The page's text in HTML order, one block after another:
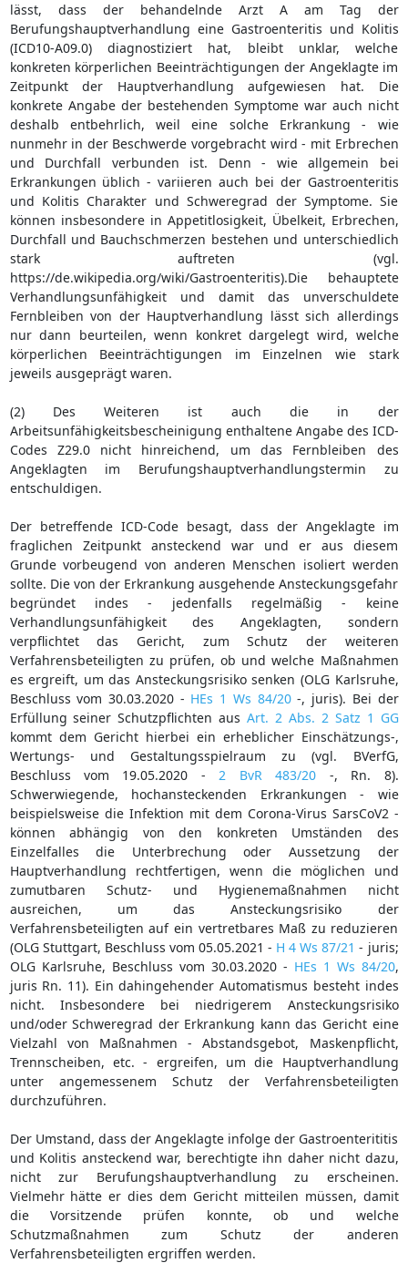
lässt, dass der behandelnde Arzt A am Tag der
Berufungshauptverhandlung eine Gastroenteritis und Kolitis
(ICD10-A09.0) diagnostiziert hat, bleibt unklar, welche
konkreten körperlichen Beeinträchtigungen der Angeklagte im
Zeitpunkt der Hauptverhandlung aufgewiesen hat. Die
konkrete Angabe der bestehenden Symptome war auch nicht
deshalb entbehrlich, weil eine solche Erkrankung - wie
nunmehr in der Beschwerde vorgebracht wird - mit Erbrechen
und Durchfall verbunden ist. Denn - wie allgemein bei
Erkrankungen üblich - variieren auch bei der Gastroenteritis
und Kolitis Charakter und Schweregrad der Symptome. Sie
können insbesondere in Appetitlosigkeit, Übelkeit, Erbrechen,
Durchfall und Bauchschmerzen bestehen und unterschiedlich
stark auftreten (vgl.
https://de.wikipedia.org/wiki/Gastroenteritis).Die behauptete
Verhandlungsunfähigkeit und damit das unverschuldete
Fernbleiben von der Hauptverhandlung lässt sich allerdings
nur dann beurteilen, wenn konkret dargelegt wird, welche
körperlichen Beeinträchtigungen im Einzelnen wie stark
jeweils ausgeprägt waren.
(2) Des Weiteren ist auch die in der
Arbeitsunfähigkeitsbescheinigung enthaltene Angabe des ICD-
Codes Z29.0 nicht hinreichend, um das Fernbleiben des
Angeklagten im Berufungshauptverhandlungstermin zu
entschuldigen.
Der betreffende ICD-Code besagt, dass der Angeklagte im
fraglichen Zeitpunkt ansteckend war und er aus diesem
Grunde vorbeugend von anderen Menschen isoliert werden
sollte. Die von der Erkrankung ausgehende Ansteckungsgefahr
begründet indes - jedenfalls regelmäßig - keine
Verhandlungsunfähigkeit des Angeklagten, sondern
verpflichtet das Gericht, zum Schutz der weiteren
Verfahrensbeteiligten zu prüfen, ob und welche Maßnahmen
es ergreift, um das Ansteckungsrisiko senken (OLG Karlsruhe,
Beschluss vom 30.03.2020 - HEs 1 Ws 84/20-, juris). Bei der
Erfüllung seiner Schutzpflichten ausArt. 2 Abs. 2 Satz 1 GG
kommt dem Gericht hierbei ein erheblicher Einschätzungs-,
Wertungs- und Gestaltungsspielraum zu (vgl. BVerfG,
Beschluss vom 19.05.2020 - 2 BvR 483/20 -, Rn. 8).
Schwerwiegende, hochansteckenden Erkrankungen - wie
beispielsweise die Infektion mit dem Corona-Virus SarsCoV2 -
können abhängig von den konkreten Umständen des
Einzelfalles die Unterbrechung oder Aussetzung der
Hauptverhandlung rechtfertigen, wenn die möglichen und
zumutbaren Schutz- und Hygienemaßnahmen nicht
ausreichen, um das Ansteckungsrisiko der
Verfahrensbeteiligten auf ein vertretbares Maß zu reduzieren
(OLG Stuttgart, Beschluss vom 05.05.2021 - H 4 Ws 87/21 - juris;
OLG Karlsruhe, Beschluss vom 30.03.2020 - HEs 1 Ws 84/20,
juris Rn. 11). Ein dahingehender Automatismus besteht indes
nicht. Insbesondere bei niedrigerem Ansteckungsrisiko
und/oder Schweregrad der Erkrankung kann das Gericht eine
Vielzahl von Maßnahmen - Abstandsgebot, Maskenpflicht,
Trennscheiben, etc. - ergreifen, um die Hauptverhandlung
unter angemessenem Schutz der Verfahrensbeteiligten
durchzuführen.
Der Umstand, dass der Angeklagte infolge der Gastroenterititis
und Kolitis ansteckend war, berechtigte ihn daher nicht dazu,
nicht zur Berufungshauptverhandlung zu erscheinen.
Vielmehr hätte er dies dem Gericht mitteilen müssen, damit
die Vorsitzende prüfen konnte, ob und welche
Schutzmaßnahmen zum Schutz der anderen
Verfahrensbeteiligten ergriffen werden.